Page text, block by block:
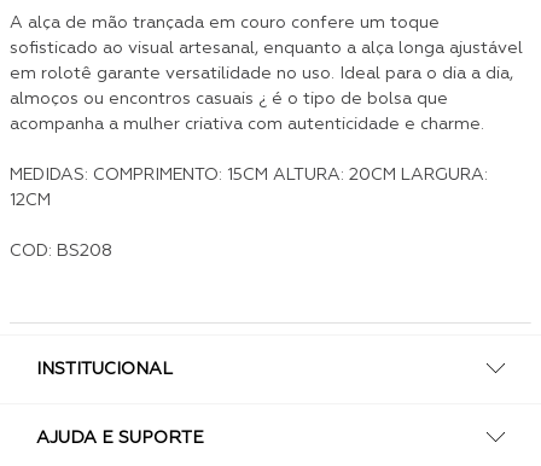
A alça de mão trançada em couro confere um toque
sofisticado ao visual artesanal, enquanto a alça longa ajustável
em rolotê garante versatilidade no uso. Ideal para o dia a dia,
almoços ou encontros casuais ¿ é o tipo de bolsa que
acompanha a mulher criativa com autenticidade e charme.
MEDIDAS: COMPRIMENTO: 15CM ALTURA: 20CM LARGURA:
12CM
COD: BS208
INSTITUCIONAL
AJUDA E SUPORTE